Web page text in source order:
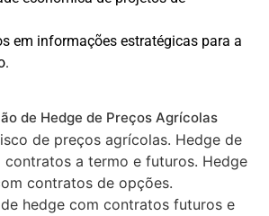
em informações estratégicas para a
de Hedge de Preços Agrícolas
de preços agrícolas. Hedge de
contratos a termo e futuros. Hedge
contratos de opções.
hedge com contratos futuros e